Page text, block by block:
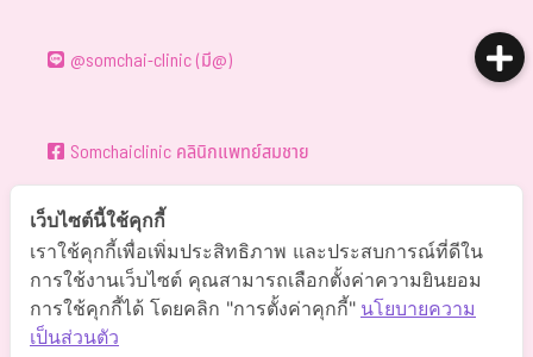
@somchai-clinic (มี@)
Somchaiclinic คลินิกแพทย์สมชาย
Somchaiclinic
Somchaiclinic
เว็บไซต์นี้ใช้คุกกี้
เราใช้คุกกี้เพื่อเพิ่มประสิทธิภาพ และประสบการณ์ที่ดีใน
การใช้งานเว็บไซต์ คุณสามารถเลือกตั้งค่าความยินยอม
การใช้คุกกี้ได้ โดยคลิก "การตั้งค่าคุกกี้" นโยบายความ
เป็นส่วนตัว